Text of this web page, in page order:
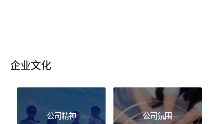
企业文化
公司精神 公司氛围